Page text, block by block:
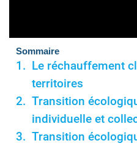
Sommaire
Le réchauffement
territoires
Transition
individuelle et
Transition